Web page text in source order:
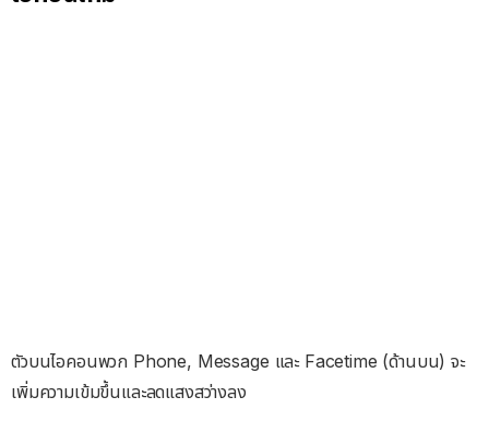
ตัวบนไอคอนพวก Phone, Message และ Facetime (ด้านบน) จะ
เพิ่มความเข้มขึ้นและลดแสงสว่างลง